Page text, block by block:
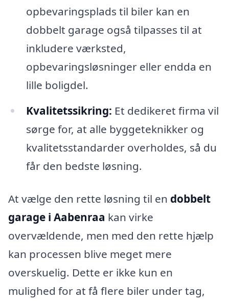
opbevaringsplads til biler kan en
dobbelt garage også tilpasses til at
inkludere værksted,
opbevaringsløsninger eller endda en
lille boligdel.
Kvalitetssikring: Et dedikeret firma vil
sørge for, at alle byggeteknikker og
kvalitetsstandarder overholdes, så du
får den bedste løsning.
At vælge den rette løsning til en dobbelt
garage i Aabenraa kan virke
overvældende, men med den rette hjælp
kan processen blive meget mere
overskuelig. Dette er ikke kun en
mulighed for at få flere biler under tag,